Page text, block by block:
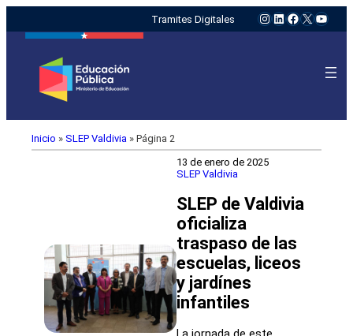
Tramites Digitales Instagram
LinkedIn
Facebook
X
Inicio » SLEP Valdivia » Página 2
13 de enero de 2025
SLEP Valdivia
SLEP de Valdivia
oficializa
traspaso de las
escuelas, liceos
y jardínes
infantiles